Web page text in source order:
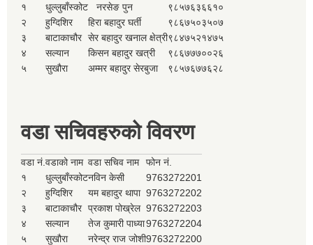
१
धुल्लुबाँस्कोट नरसेङ पुन
९८५७६३६६१०
२
हुग्दिशिर हिरा बहादुर घर्ती
९८६७५०३५०७
३
बाटाकाचौर सेर बहादुर खनाल क्षेत्री९८४७५२१४७५
४
सल्यान किसन बहादुर खत्री
९८६७७७००२६
५
सुखौरा अम्मर बहादुर सेरबुजा ९८५७६७७६२८
वडा सचिवहरुको विवरण
वडा नं. वडाको नाम वडा सचिव नाम
फोन नं.
१
धुल्लुबाँस्कोटनविन केसी
9763272201
२
हुग्दिशिर यम बहादुर थापा 9763272202
३
बाटाकाचौर प्रकाश पोख्रेल 9763272203
४
सल्यान तेज कुमारी पाध्या9763272204
५
सुखौरा नरेन्द्र राज जोशी9763272200